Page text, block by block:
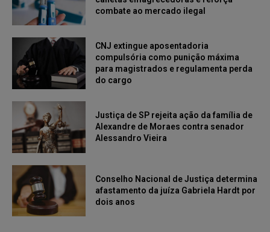
combate ao mercado ilegal
CNJ extingue aposentadoria
compulsória como punição máxima
para magistrados e regulamenta perda
do cargo
Justiça de SP rejeita ação da família de
Alexandre de Moraes contra senador
Alessandro Vieira
Conselho Nacional de Justiça determina
afastamento da juíza Gabriela Hardt por
dois anos